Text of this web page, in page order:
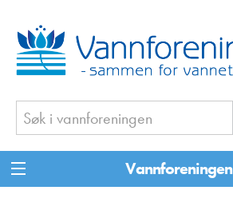
Vannforeningen